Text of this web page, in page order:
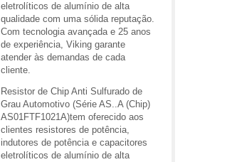
eletrolíticos de alumínio de alta
qualidade com uma sólida reputação.
Com tecnologia avançada e 25 anos
de experiência, Viking garante
atender às demandas de cada
cliente.
Resistor de Chip Anti Sulfurado de
Grau Automotivo (Série AS..A (Chip)
AS01FTF1021A)tem oferecido aos
clientes resistores de potência,
indutores de potência e capacitores
eletrolíticos de alumínio de alta